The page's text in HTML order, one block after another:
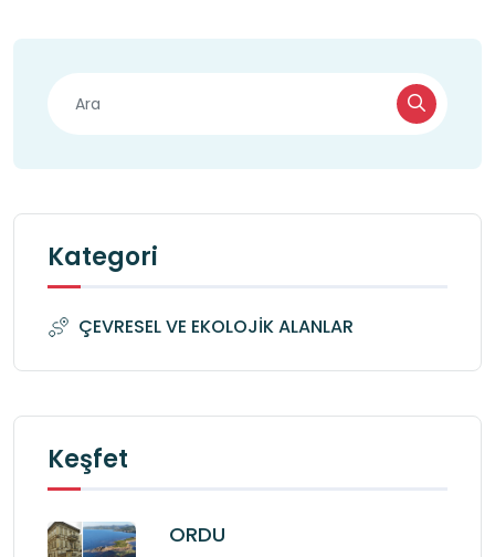
Kategori
ÇEVRESEL VE EKOLOJİK ALANLAR
Keşfet
ORDU